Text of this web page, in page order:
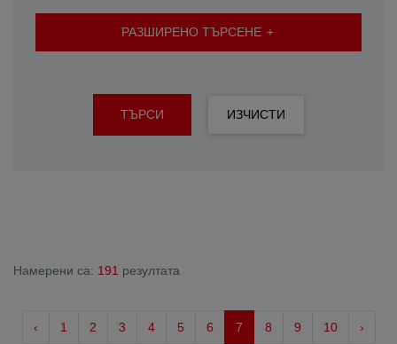
РАЗШИРЕНО ТЪРСЕНЕ
ТЪРСИ ИЗЧИСТИ
Намерени са: 191 резултата
‹ 1 2 3 4 5 6 7 8 9 10 ›